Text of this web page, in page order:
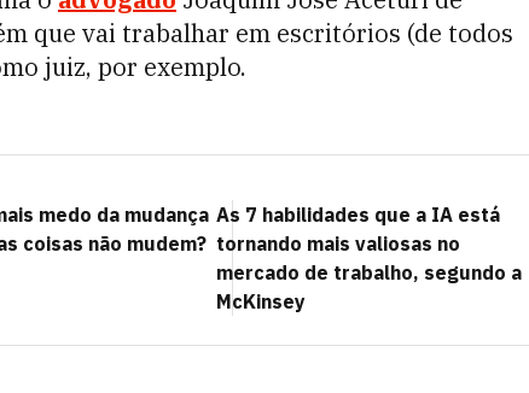
que vai trabalhar em escritórios (de todos
juiz, por exemplo.
medo da mudança
coisas não mudem?
As 7 habilidades que a IA está
tornando mais valiosas no
mercado de trabalho, segundo a
McKinsey